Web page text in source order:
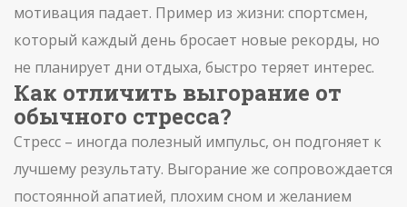
мотивация падает. Пример из жизни: спортсмен,
который каждый день бросает новые рекорды, но
не планирует дни отдыха, быстро теряет интерес.
Как отличить выгорание от
обычного стресса?
Стресс – иногда полезный импульс, он подгоняет к
лучшему результату. Выгорание же сопровождается
постоянной апатией, плохим сном и желанием